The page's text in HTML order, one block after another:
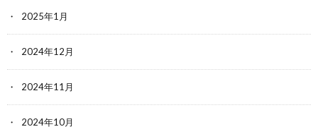
2025年1月
2024年12月
2024年11月
2024年10月